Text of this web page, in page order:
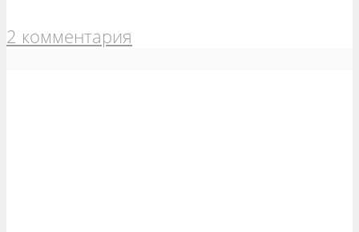
2 комментария